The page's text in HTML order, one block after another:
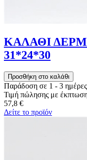
ΚΑΛΑΘΙ
31*24*30
Παράδοση σε 1 - 3 ημέρες
Τιμή πώλησης με
57,8 €
Δείτε το προϊόν